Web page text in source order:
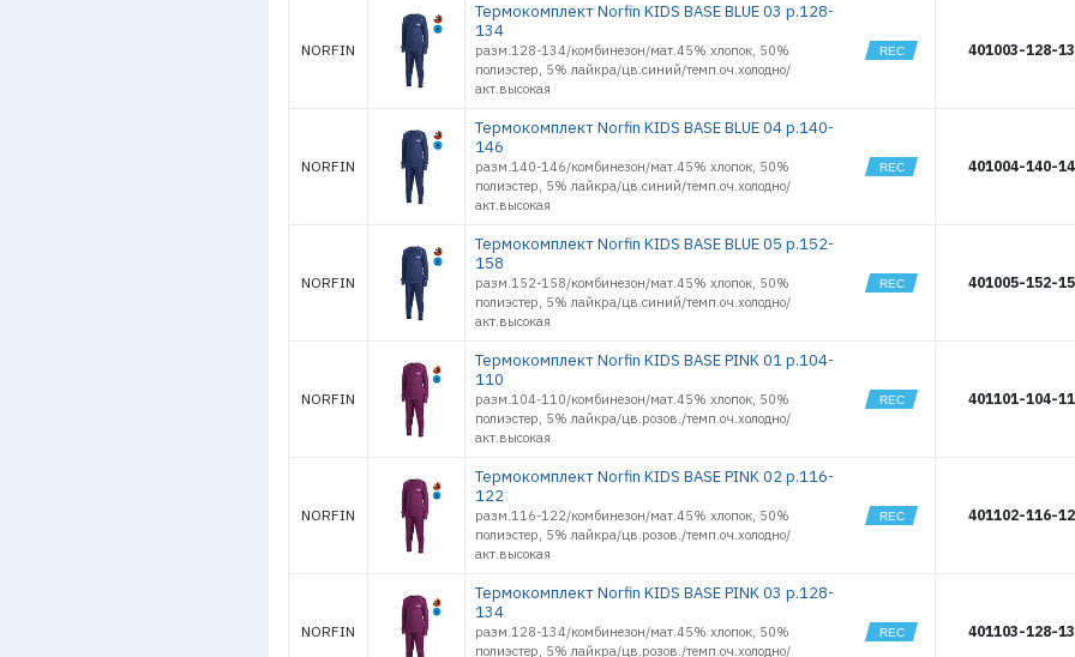
18026
18031
18035
18223
19575
19576
19580
NORFIN
Термокомплект Norfin KIDS BASE BLUE 03 р.128-
134
разм.128-134/комбинезон/мат.45% хлопок, 50%
полиэстер, 5% лайкра/цв.синий/темп.оч.холодно/
акт.высокая
401003-128-
NORFIN
Термокомплект Norfin KIDS BASE BLUE 04 р.140-
146
разм.140-146/комбинезон/мат.45% хлопок, 50%
полиэстер, 5% лайкра/цв.синий/темп.оч.холодно/
акт.высокая
401004-140-
NORFIN
Термокомплект Norfin KIDS BASE BLUE 05 р.152-
158
разм.152-158/комбинезон/мат.45% хлопок, 50%
полиэстер, 5% лайкра/цв.синий/темп.оч.холодно/
акт.высокая
401005-152-
NORFIN
Термокомплект Norfin KIDS BASE PINK 01 р.104-
110
разм.104-110/комбинезон/мат.45% хлопок, 50%
полиэстер, 5% лайкра/цв.розов./темп.оч.холодно/
акт.высокая
401101-104-
NORFIN
Термокомплект Norfin KIDS BASE PINK 02 р.116-
122
разм.116-122/комбинезон/мат.45% хлопок, 50%
полиэстер, 5% лайкра/цв.розов./темп.оч.холодно/
акт.высокая
401102-116-
NORFIN
Термокомплект Norfin KIDS BASE PINK 03 р.128-
134
разм.128-134/комбинезон/мат.45% хлопок, 50%
полиэстер, 5% лайкра/цв.розов./темп.оч.холодно/
401103-128-